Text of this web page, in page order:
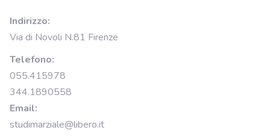
Indirizzo:
Via di Novoli N.81 Firenze
Telefono:
055.415978
344.1890558
Email:
studimarziale@libero.it